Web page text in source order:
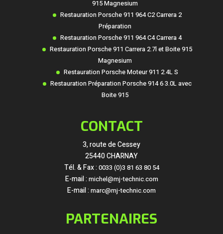
915 Magnesium
Restauration Porsche 911 964 C2 Carrera 2
Préparation
Restauration Porsche 911 964 C4 Carrera 4
Restauration Porsche 911 Carrera 2.7l et Boite 915
Magnesium
Restauration Porsche Moteur 911 2.4L S
Restauration Préparation Porsche 914 6 3.0L avec
Boite 915
CONTACT
3, route de Cessey
25440 CHARNAY
Tél. & Fax : 0033 (0)3 81 63 80 54
E-mail : michel@mj-technic.com
E-mail : marc@mj-technic.com
PARTENAIRES